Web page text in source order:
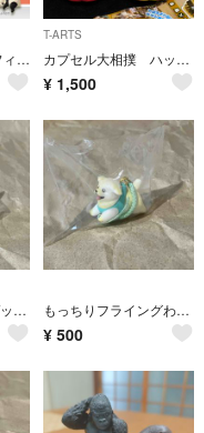
ふちやすみパンダ フィギュア カプセルトイ ガチャガチャ
T-ARTS
カプセル大相撲 ハッキョイ！ ひよの山コスチュームマスコット 高安×赤鷲 芝田山親方（シークレット）
¥ 1,500
いいかんじの棒をゲットした犬 ダックスフンド もっちりフライングわんこストラップ マルチーズ
¥ 500